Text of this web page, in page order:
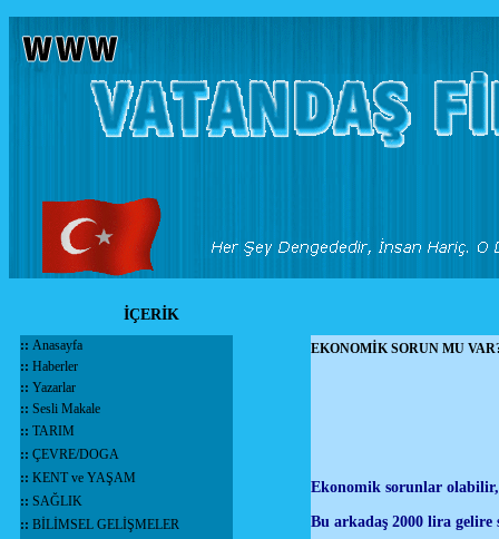
İÇERİK
:: Anasayfa
:: Haberler
:: Yazarlar
:: Sesli Makale
:: TARIM
:: ÇEVRE/DOGA
:: KENT ve YAŞAM
:: SAĞLIK
:: BİLİMSEL GELİŞMELER
EKONOMİK SORUN MU
Ekonomik sorunlar
Bu arkadaş 2000 lira